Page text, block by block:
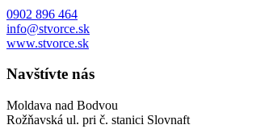
0902 896 464
info@stvorce.sk
www.stvorce.sk
Navštívte nás
Moldava nad Bodvou
Rožňavská ul. pri č. stanici Slovnaft